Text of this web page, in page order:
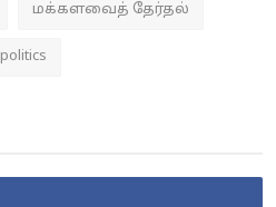
மக்களவைத் தேர்தல்
politics